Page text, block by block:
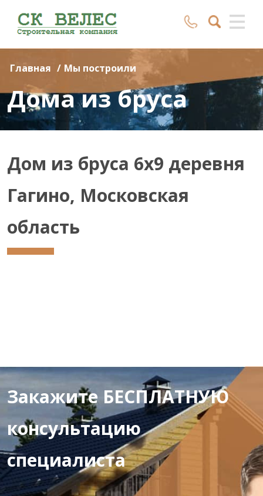
Главная / Мы построили
Дома из бруса
Дом из бруса 6х9 деревня
Гагино, Московская
область
Закажите БЕСПЛАТНУЮ
консультацию
специалиста